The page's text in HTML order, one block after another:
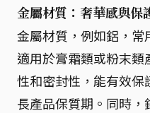
金屬材質：奢華感與保
金屬材質，例如鋁，
適用於膏霜類或粉末
性和密封性，能有效
長產品保質期。同時